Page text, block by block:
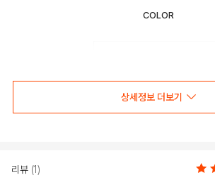
COLOR
상세정보 더보기
리뷰 (1)